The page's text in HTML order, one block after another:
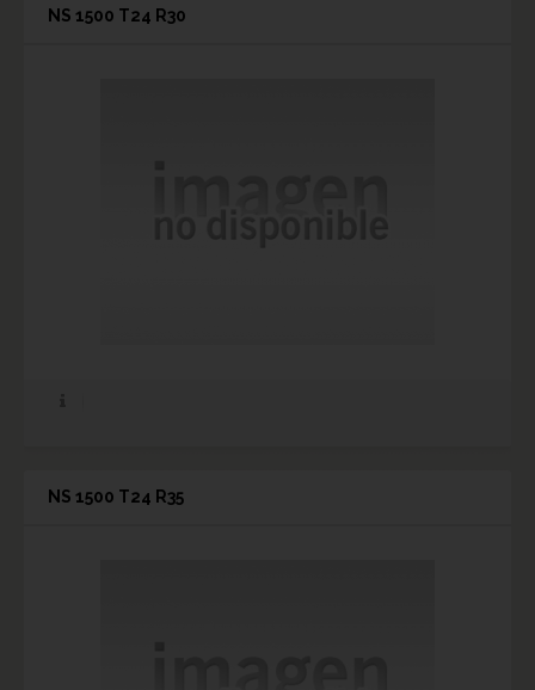
NS 1500 T24 R30
NS 1500 T24 R35